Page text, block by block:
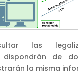
las
dispondrán de
la misma